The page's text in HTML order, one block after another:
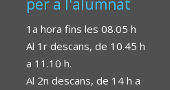
per a l'alumnat
1a hora fins les 08.05 h
Al 1r descans, de 10.45 h
a 11.10 h.
Al 2n descans, de 14 h a